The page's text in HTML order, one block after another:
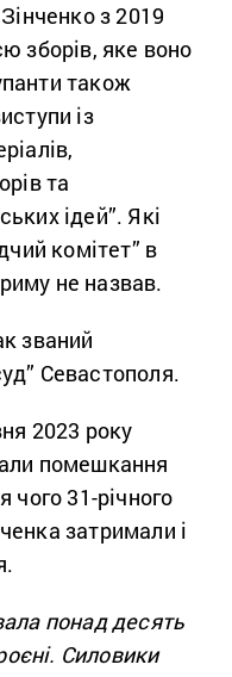
з 2019
зборів, яке воно
також
із
та
ідей”. Які
комітет” в
не назвав.
званий
Севастополя.
2023 року
помешкання
чого 31-річного
затримали і
понад десять
Силовики